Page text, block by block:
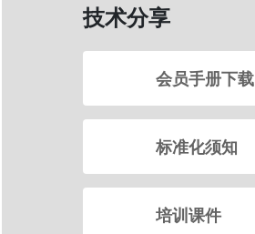
技术分享
会员手册下载
标准化须知
培训课件